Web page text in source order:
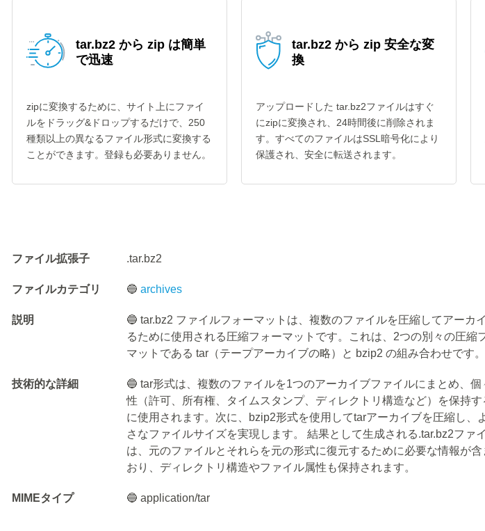
tar.bz2 から zip は簡単
で迅速
zipに変換するために、サイト上にファイ
ルをドラッグ&ドロップするだけで、250
種類以上の異なるファイル形式に変換する
ことができます。登録も必要ありません。
tar.bz2 から zip 安全な変
換
アップロードした tar.bz2ファイルはすぐ
にzipに変換され、24時間後に削除されま
す。すべてのファイルはSSL暗号化により
保護され、安全に転送されます。
ファイル拡張子 .tar.bz2
ファイルカテゴリ 🔵archives
説明
🔵 tar.bz2 ファイルフォーマットは、複数のファイルを圧縮してアーカ
るために使用される圧縮フォーマットです。これは、2つの別々の圧縮
マットである tar（テープアーカイブの略）と bzip2 の組み合わせです。
技術的な詳細
🔵 tar形式は、複数のファイルを1つのアーカイブファイルにまとめ、個
性（許可、所有権、タイムスタンプ、ディレクトリ構造など）を保持す
に使用されます。次に、bzip2形式を使用してtarアーカイブを圧縮し、
さなファイルサイズを実現します。 結果として生成される.tar.bz2ファ
は、元のファイルとそれらを元の形式に復元するために必要な情報が含
おり、ディレクトリ構造やファイル属性も保持されます。
MIMEタイプ 🔵 application/tar